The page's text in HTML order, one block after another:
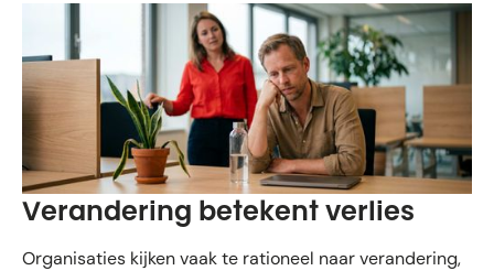
Verandering betekent verlies
Organisaties kijken vaak te rationeel naar verandering,